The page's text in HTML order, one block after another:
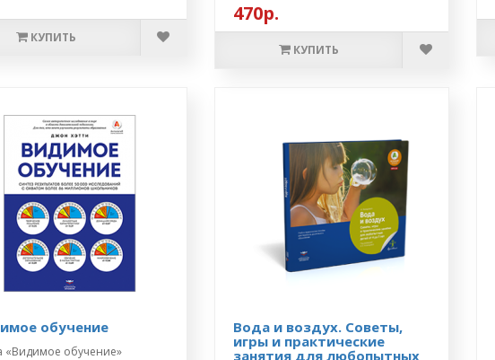
КУПИТЬ
470р.
КУПИТЬ
обучение
«Видимое обучение»
Вода и воздух. Советы,
игры и практические
занятия для любопытных